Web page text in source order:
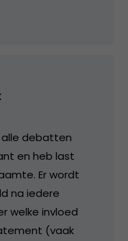
alle debatten
en heb last
Er wordt
na iedere
welke invloed
(vaak